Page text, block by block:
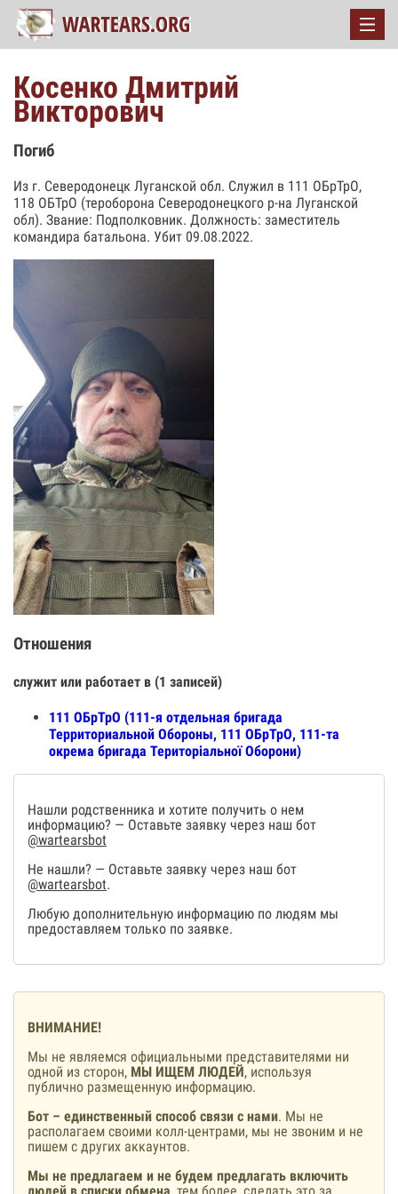
Косенко Дмитрий
Викторович
Погиб
Из г. Северодонецк Луганской обл. Служил в 111 ОБрТрО,
118 ОБТрО (тероборона Северодонецкого р-на Луганской
обл). Звание: Подполковник. Должность: заместитель
командира батальона. Убит 09.08.2022.
Отношения
служит или работает в (1 записей)
111 ОБрТрО (111-я отдельная бригада
Территориальной Обороны, 111 ОБрТрО, 111-та
окрема бригада Територіальної Оборони)
Нашли родственника и хотите получить о нем
информацию? — Оставьте заявку через наш бот
@wartearsbot
Не нашли? — Оставьте заявку через наш бот
@wartearsbot.
Любую дополнительную информацию по людям мы
предоставляем только по заявке.
ВНИМАНИЕ!
Мы не являемся официальными представителями ни
одной из сторон, МЫ ИЩЕМ ЛЮДЕЙ, используя
публично размещенную информацию.
Бот – единственный способ связи с нами. Мы не
располагаем своими колл-центрами, мы не звоним и не
пишем с других аккаунтов.
Мы не предлагаем и не будем предлагать включить